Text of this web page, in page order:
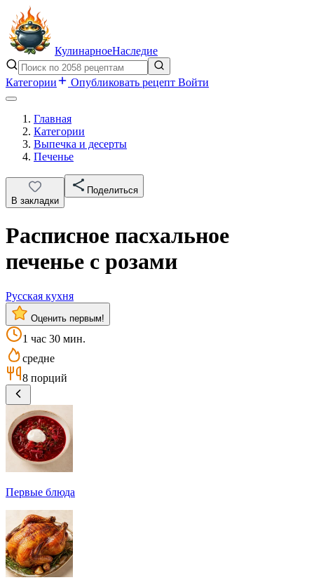
КулинарноеНаследие
Категории Опубликовать рецепт Войти
Главная
Категории
Выпечка и десерты
Печенье
В закладки
Поделиться
Расписное пасхальное
печенье с розами
Русская кухня
Оценить первым!
1 час 30 мин.
средне
8 порций
Первые блюда